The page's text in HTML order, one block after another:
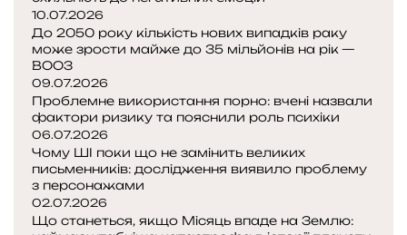
в
а
с
з
д
и
в
у
ю
т
ь
я
т
ь
і
м
о
о
к
щ
о
ц
е
в
ж
е
б
у
л
о
10.07.2026
До 2050 року кількість нових випадків раку
може зрости майже до 35 мільйонів на рік —
ВООЗ
09.07.2026
Проблемне використання порно: вчені назвали
фактори ризику та пояснили роль психіки
06.07.2026
Чому ШІ поки що не замінить великих
письменників: дослідження виявило проблему
з персонажами
02.07.2026
Що станеться, якщо Місяць впаде на Землю: